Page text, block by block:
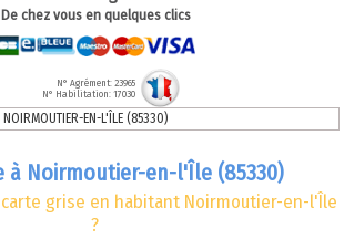
De chez vous en quelques clics
N° Agrément: 23965
N° Habilitation: 17030
NOIRMOUTIER-EN-L'ÎLE (85330)
à Noirmoutier-en-l'Île (85330)
grise en habitant Noirmoutier-en-l'Île
?